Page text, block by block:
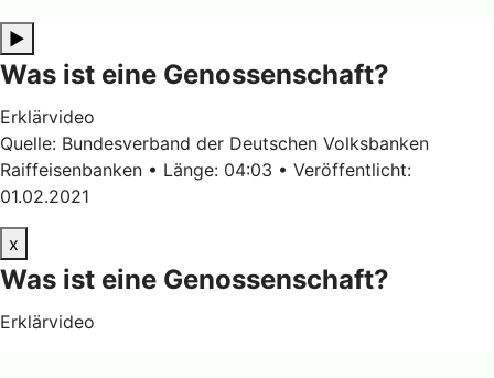
▶
Was ist eine Genossenschaft?
Erklärvideo
Quelle: Bundesverband der Deutschen Volksbanken
Raiffeisenbanken • Länge: 04:03 • Veröffentlicht:
01.02.2021
x
Was ist eine Genossenschaft?
Erklärvideo